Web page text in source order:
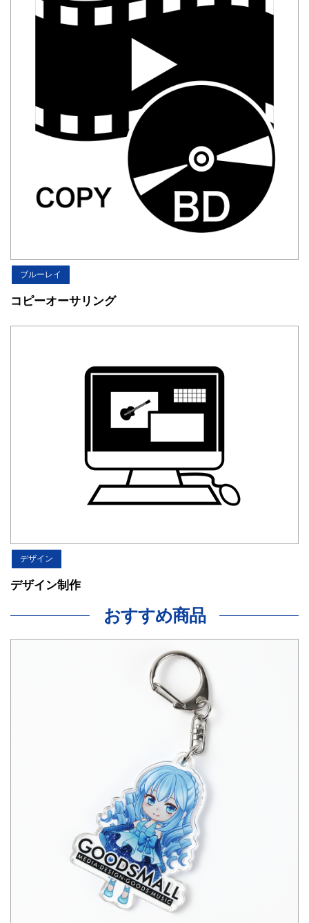
ブルーレイ
コピーオーサリング
デザイン
デザイン制作
おすすめ商品